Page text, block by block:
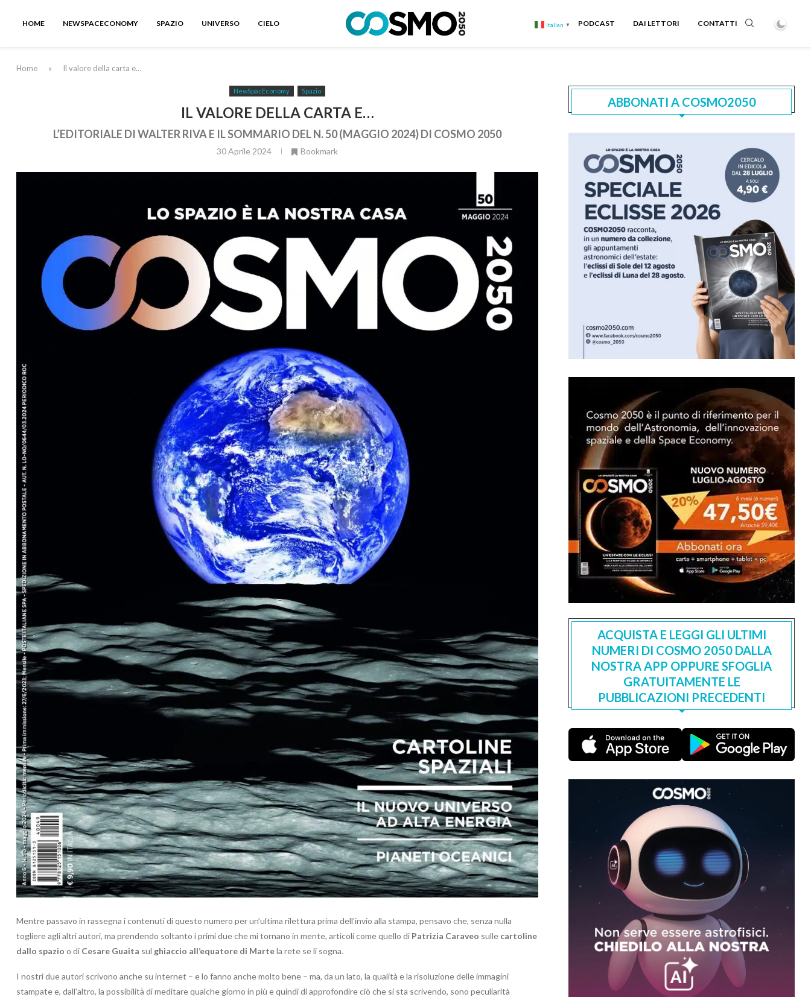
HOME NEWSPACECONOMY SPAZIO UNIVERSO CIELO Italian ▼ PODCAST DAI LETTORI CONTATTI
Home » Il valore della carta e…
NewSpacEconomy Spazio
IL VALORE DELLA CARTA E…
L’EDITORIALE DI WALTER RIVA E IL SOMMARIO DEL N. 50 (MAGGIO 2024) DI COSMO 2050
30 Aprile 2024 Bookmark
Mentre passavo in rassegna i contenuti di questo numero per un’ultima rilettura prima dell’invio alla stampa, pensavo che, senza nulla
togliere agli altri autori, ma prendendo soltanto i primi due che mi tornano in mente, articoli come quello di Patrizia Caraveo sulle cartoline
dallo spazio o di Cesare Guaita sul ghiaccio all’equatore di Martela rete se li sogna.
I nostri due autori scrivono anche su internet – e lo fanno anche molto bene – ma, da un lato, la qualità e la risoluzione delle immagini
stampate e, dall’altro, la possibilità di meditare qualche giorno in più e quindi di approfondire ciò che si sta scrivendo, sono peculiarità
ABBONATI A COSMO2050
ACQUISTA E LEGGI GLI ULTIMI
NUMERI DI COSMO 2050 DALLA
NOSTRA APP OPPURE SFOGLIA
GRATUITAMENTE LE
PUBBLICAZIONI PRECEDENTI